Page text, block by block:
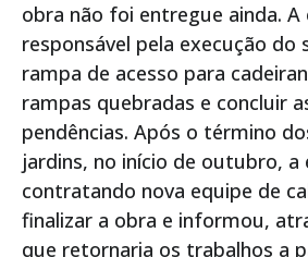
obra não foi entregue ainda. A
responsável pela execução do
rampa de acesso para
rampas quebradas e concluir
pendências. Após o término
jardins, no início de outubro, a
contratando nova equipe de
finalizar a obra e informou,
que retornaria os trabalhos a